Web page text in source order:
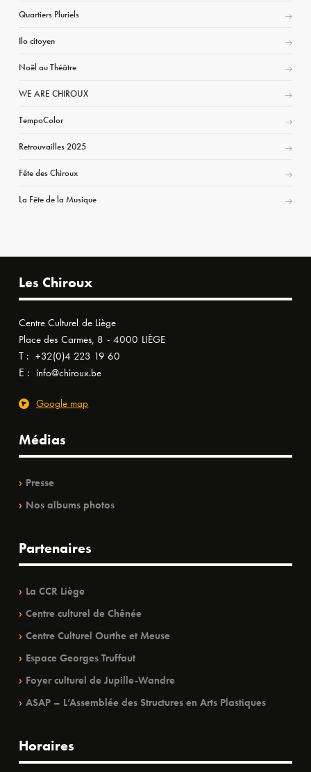
Quartiers Pluriels
Ilo citoyen
Noël au Théâtre
WE ARE CHIROUX
TempoColor
Retrouvailles 2025
Fête des Chiroux
La Fête de la Musique
Les Chiroux
Centre Culturel de Liège
Place des Carmes, 8 - 4000 LIÈGE
T : +32(0)4 223 19 60
E : info@chiroux.be
Google map
Médias
Presse
Nos albums photos
Partenaires
La CCR Liège
Centre culturel de Chênée
Centre Culturel Ourthe et Meuse
Espace Georges Truffaut
Foyer culturel de Jupille-Wandre
ASAP – L’Assemblée des Structures en Arts Plastiques
Horaires